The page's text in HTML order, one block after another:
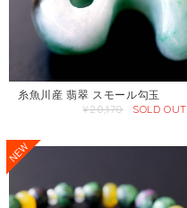
糸魚川産 翡翠 スモール勾玉
¥20,170
SOLD OUT